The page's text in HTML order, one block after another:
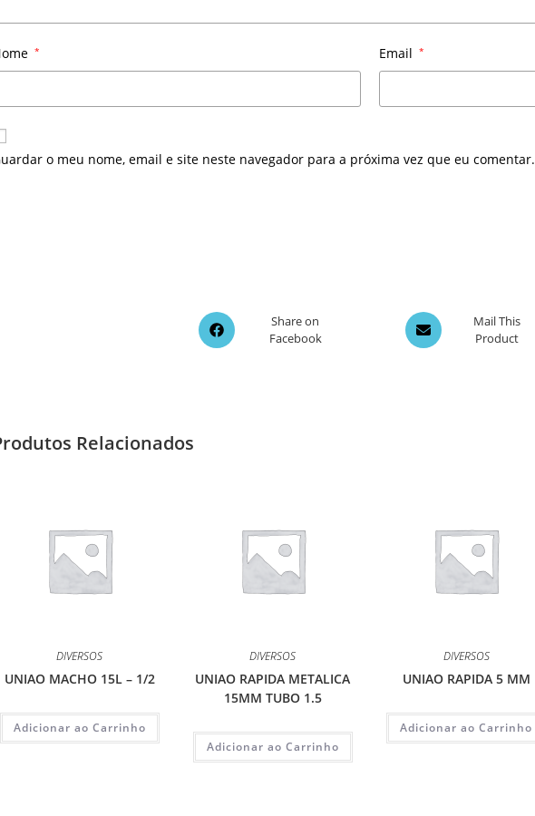
* Email *
o meu nome, email e site neste navegador para a próxima vez que eu comentar.
Opens
in
Share on
Facebook
Opens
in
Mail This
Product
Relacionados
DIVERSOS
UNIAO MACHO 15L – 1/2
Adicionar ao Carrinho
DIVERSOS
UNIAO RAPIDA METALICA
15MM TUBO 1.5
Adicionar ao Carrinho
DIVERSOS
UNIAO RAPIDA 5 MM
Adicionar ao Carrinho